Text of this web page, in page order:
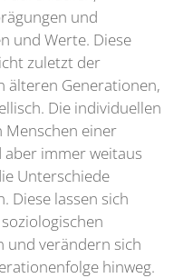
und
und Werte. Diese
zuletzt der
älteren Generationen,
Die individuellen
Menschen einer
immer weitaus
Unterschiede
Diese lassen sich
und verändern sich
hinweg.